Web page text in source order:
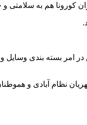
کورونا هم به
در امر بسته بندی
آبادی و هموطنان